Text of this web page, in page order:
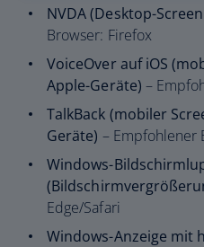
NVDA (Desktop-
Browser: Firefox
VoiceOver auf iOS
Apple-Geräte) –
TalkBack (mobiler
Geräte) – Empfohlener
Windows-
Edge/Safari
Windows-Anzeige mit